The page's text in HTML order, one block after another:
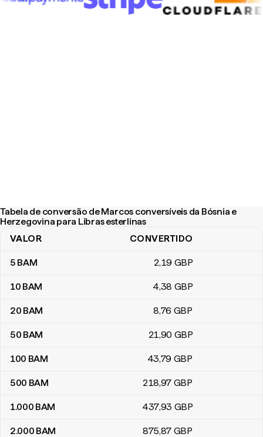
Tabela de conversão de Marcos conversíveis da Bósnia e
Herzegovina para Libras esterlinas
Tabela de conversão de Marcos conversíveis da Bósnia e
VALOR CONVERTIDO
5 BAM 2,19 GBP
10 BAM 4,38 GBP
20 BAM 8,76 GBP
50 BAM 21,90 GBP
100 BAM 43,79 GBP
500 BAM 218,97 GBP
1.000 BAM 437,93 GBP
2.000 BAM 875,87 GBP